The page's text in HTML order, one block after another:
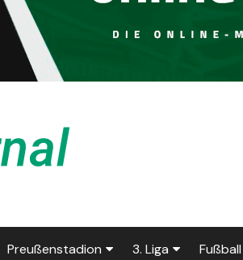
Preußenstadion 3. Liga